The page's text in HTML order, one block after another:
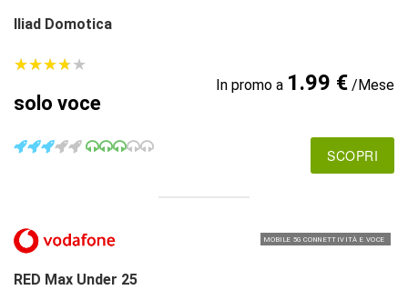
Iliad Domotica
★★★★★
★★★★★
solo voce
In promo a 1.99 €/Mese
SCOPRI
MOBILE 5G CONNETTIVITÀ E VOCE
RED Max Under 25